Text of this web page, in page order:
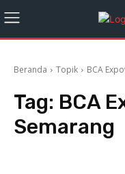
Beranda Topik BCA
Tag: BCA
Semarang